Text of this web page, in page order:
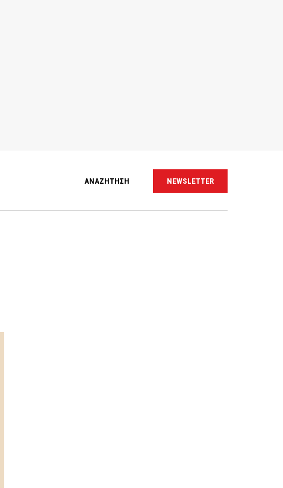
ΑΝΑΖΗΤΗΣΗ NEWSLETTER